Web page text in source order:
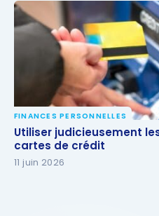
Utiliser judicieusement
cartes de crédit
FINANCES PERSONNELLES
Utiliser judicieusement
cartes de crédit
11 juin 2026